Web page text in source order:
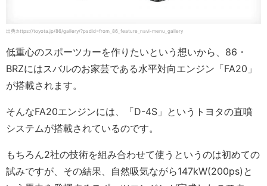
出典:https://toyota.jp/86/gallery/?padid=from_86_feature_navi-menu_gallery
低重心のスポーツカーを作りたいという想いから、86・
BRZにはスバルのお家芸である水平対向エンジン「FA20」
が搭載されます。
そんなFA20エンジンには、「D-4S」というトヨタの直噴
システムが搭載されているのです。
もちろん2社の技術を組み合わせて使うというのは初めての
試みですが、その結果、自然吸気ながら147kW(200ps)と